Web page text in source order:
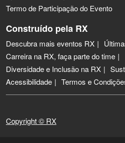
Termo de Participação do Evento
Construído pela RX
Descubra mais eventos RX
Carreira na RX, faça parte do time
Diversidade e Inclusão na RX
Acessibilidade
Termos e
Copyright © RX